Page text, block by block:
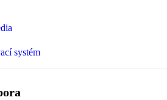
systém